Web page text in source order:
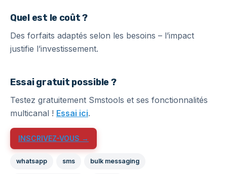
Quel est le coût ?
Des forfaits adaptés selon les besoins – l’impact
justifie l’investissement.
Essai gratuit possible ?
Testez gratuitement Smstools et ses fonctionnalités
multicanal ! Essai ici.
INSCRIVEZ-VOUS →
whatsapp sms bulk messaging